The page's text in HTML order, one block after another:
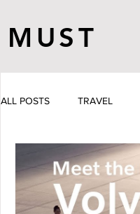
MUST
ALL POSTS TRAVEL